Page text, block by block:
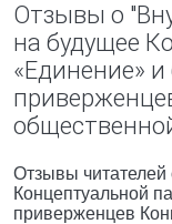
Отзывы о
на будущее
«Единение»
Отзывы читателей
Концептуальной
приверженцев